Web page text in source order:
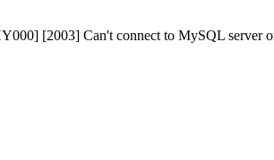
[2003] Can't connect to MySQL server